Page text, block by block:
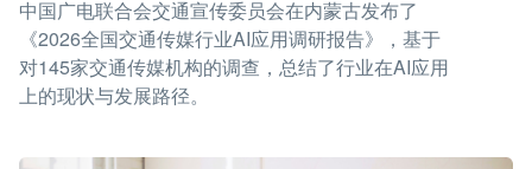
中国广电联合会交通宣传委员会在内蒙古发布了
《2026全国交通传媒行业AI应用调研报告》，基于
对145家交通传媒机构的调查，总结了行业在AI应用
上的现状与发展路径。